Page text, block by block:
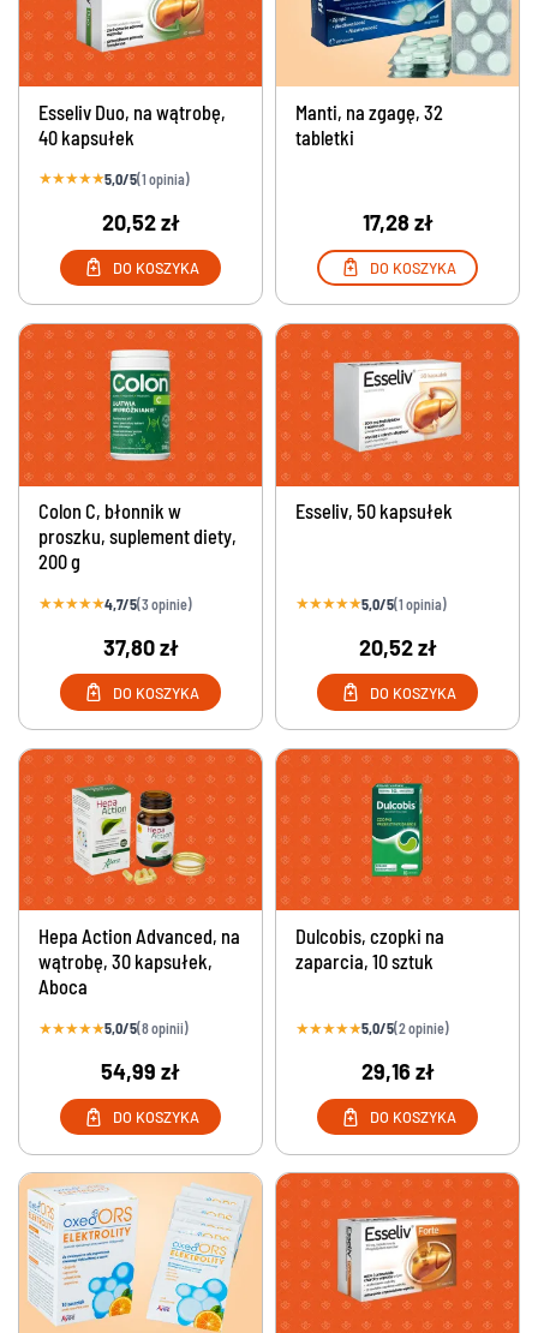
Esseliv Duo, na wątrobę,
40 kapsułek
★★★★★5,0/5(1 opinia)
20,52 zł
DO KOSZYKA
Manti, na zgagę, 32
tabletki
17,28 zł
DO KOSZYKA
Colon C, błonnik w
proszku, suplement diety,
200 g
★★★★★4,7/5(3 opinie)
37,80 zł
DO KOSZYKA
Esseliv, 50 kapsułek
★★★★★5,0/5(1 opinia)
20,52 zł
DO KOSZYKA
Hepa Action Advanced, na
wątrobę, 30 kapsułek,
Aboca
★★★★★5,0/5(8 opinii)
54,99 zł
DO KOSZYKA
Dulcobis, czopki na
zaparcia, 10 sztuk
★★★★★5,0/5(2 opinie)
29,16 zł
DO KOSZYKA